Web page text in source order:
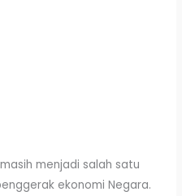
menjadi salah satu
ekonomi Negara.